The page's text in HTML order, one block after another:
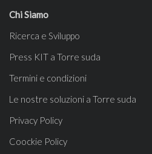
Chi Siamo
Ricerca e Sviluppo
Press KIT a Torre suda
Termini e condizioni
Le nostre soluzioni a Torre suda
Privacy Policy
Coockie Policy